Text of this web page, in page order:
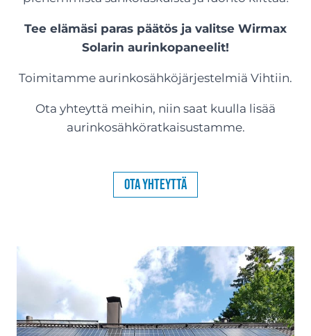
Tee elämäsi paras päätös ja valitse Wirmax
Solarin aurinkopaneelit!
Toimitamme aurinkosähköjärjestelmiä Vihtiin.
Ota yhteyttä meihin, niin saat kuulla lisää
aurinkosähköratkaisustamme.
Ota yhteyttä